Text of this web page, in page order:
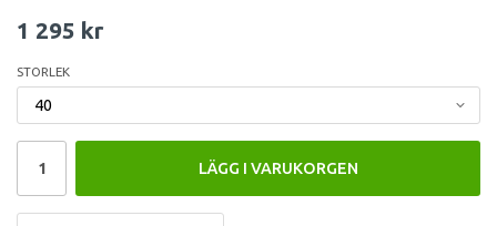
1 295 kr
STORLEK
LÄGG I VARUKORGEN